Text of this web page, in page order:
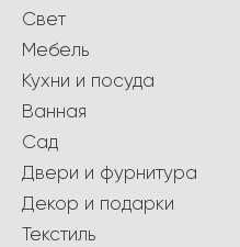
Свет
Мебель
Кухни и посуда
Ванная
Сад
Двери и фурнитура
Декор и подарки
Текстиль